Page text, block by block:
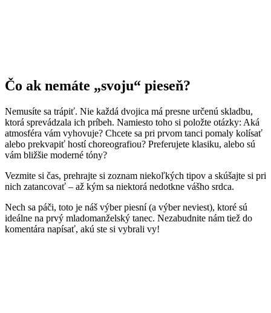
Čo ak nemáte „svoju“ pieseň?
Nemusíte sa trápiť. Nie každá dvojica má presne určenú skladbu,
ktorá sprevádzala ich príbeh. Namiesto toho si položte otázky: Aká
atmosféra vám vyhovuje? Chcete sa pri prvom tanci pomaly kolísať
alebo prekvapiť hostí choreografiou? Preferujete klasiku, alebo sú
vám bližšie moderné tóny?
Vezmite si čas, prehrajte si zoznam niekoľkých tipov a skúšajte si pri
nich zatancovať – až kým sa niektorá nedotkne vášho srdca.
Nech sa páči, toto je náš výber piesní (a výber neviest), ktoré sú
ideálne na prvý mladomanželský tanec. Nezabudnite nám tiež do
komentára napísať, akú ste si vybrali vy!